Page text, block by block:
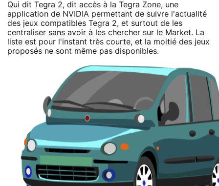
Qui dit Tegra 2, dit accès à la Tegra Zone, une
application de NVIDIA permettant de suivre l'actualité
des jeux compatibles Tegra 2, et surtout de les
centraliser sans avoir à les chercher sur le Market. La
liste est pour l'instant très courte, et la moitié des jeux
proposés ne sont même pas disponibles.